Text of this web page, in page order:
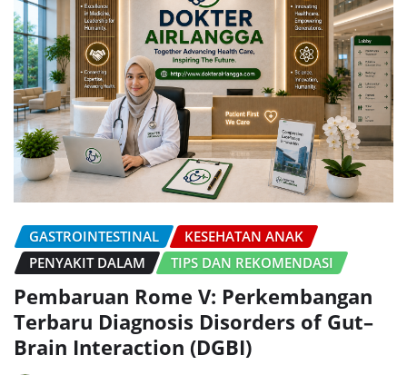
GASTROINTESTINAL
KESEHATAN ANAK
PENYAKIT DALAM
TIPS DAN REKOMENDASI
Pembaruan Rome V: Perkembangan
Terbaru Diagnosis Disorders of Gut–
Brain Interaction (DGBI)